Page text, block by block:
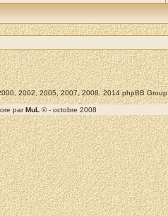
2002, 2005, 2007, 2008, 2014 phpBB Group
parMuL © - octobre 2008